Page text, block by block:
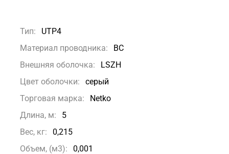
Тип:
UTP4
Материал проводника:
BC
Внешняя оболочка:
LSZH
Цвет оболочки:
серый
Торговая марка:
Netko
Длина, м:
5
Вес, кг:
0,215
Объем, (м3):
0,001